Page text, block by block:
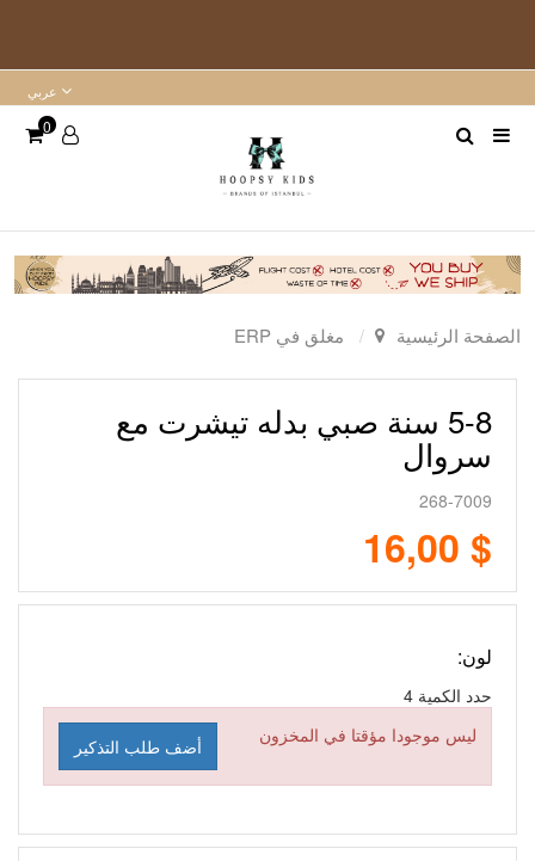
عربي
0
الصفحة الرئيسية مغلق في ERP
5-8 سنة صبي بدله تيشرت مع
سروال
268-7009
$ 16,00
لون:
حدد الكمية
ليس موجودا مؤقتا في المخزون
أضف طلب التذكير